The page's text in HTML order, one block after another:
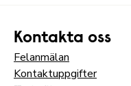
Kontakta oss
Felanmälan
Kontaktuppgifter